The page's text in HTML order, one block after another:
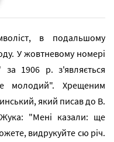
в подальшому
У жовтневому номері
за 1906 р. з'являється
молодий". Хрещеним
який писав до В.
"Мені казали: ще
видрукуйте сю річ.